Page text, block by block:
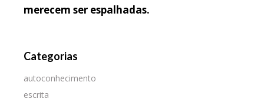
merecem ser espalhadas.
Categorias
autoconhecimento
escrita